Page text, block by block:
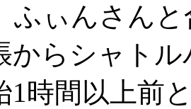
ふぃんさん
からシャト
1時間以上前